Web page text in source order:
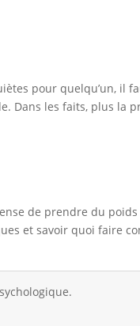
pour quelqu’un, il
Dans les faits, plus la
de prendre du
et savoir quoi faire